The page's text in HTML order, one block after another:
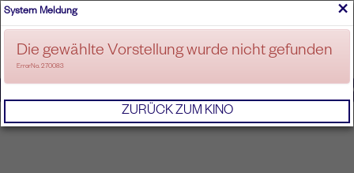
ANMELDEN
×
System Meldung
Die gewählte Vorstellung wurde nicht gefunden
ErrorNo. 270083
ZURÜCK ZUM KINO